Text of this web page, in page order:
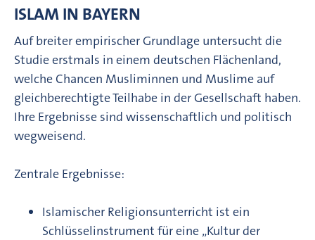
ISLAM IN BAYERN
Auf breiter empirischer Grundlage untersucht die
Studie erstmals in einem deutschen Flächenland,
welche Chancen Musliminnen und Muslime auf
gleichberechtigte Teilhabe in der Gesellschaft haben.
Ihre Ergebnisse sind wissenschaftlich und politisch
wegweisend.
Zentrale Ergebnisse:
Islamischer Religionsunterricht ist ein
Schlüsselinstrument für eine „Kultur der